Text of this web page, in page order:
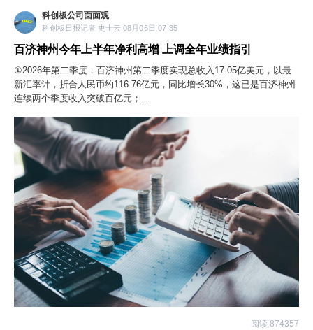
科创板公司面面观
科创板日报记者 史士云 08月06日 07:35
百济神州今年上半年净利高增 上调全年业绩指引
①2026年第二季度，百济神州第二季度实现总收入17.05亿美元，以最
新汇率计，折合人民币约116.76亿元，同比增长30%，这已是百济神州
连续两个季度收入突破百亿元；
所放缓。
阅读 874357